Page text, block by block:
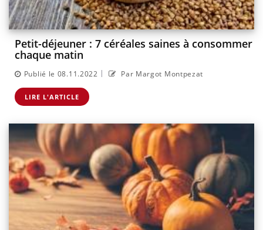
Petit-déjeuner : 7 céréales saines à consommer
chaque matin
Publié le 08.11.2022 | Par Margot Montpezat
LIRE L'ARTICLE